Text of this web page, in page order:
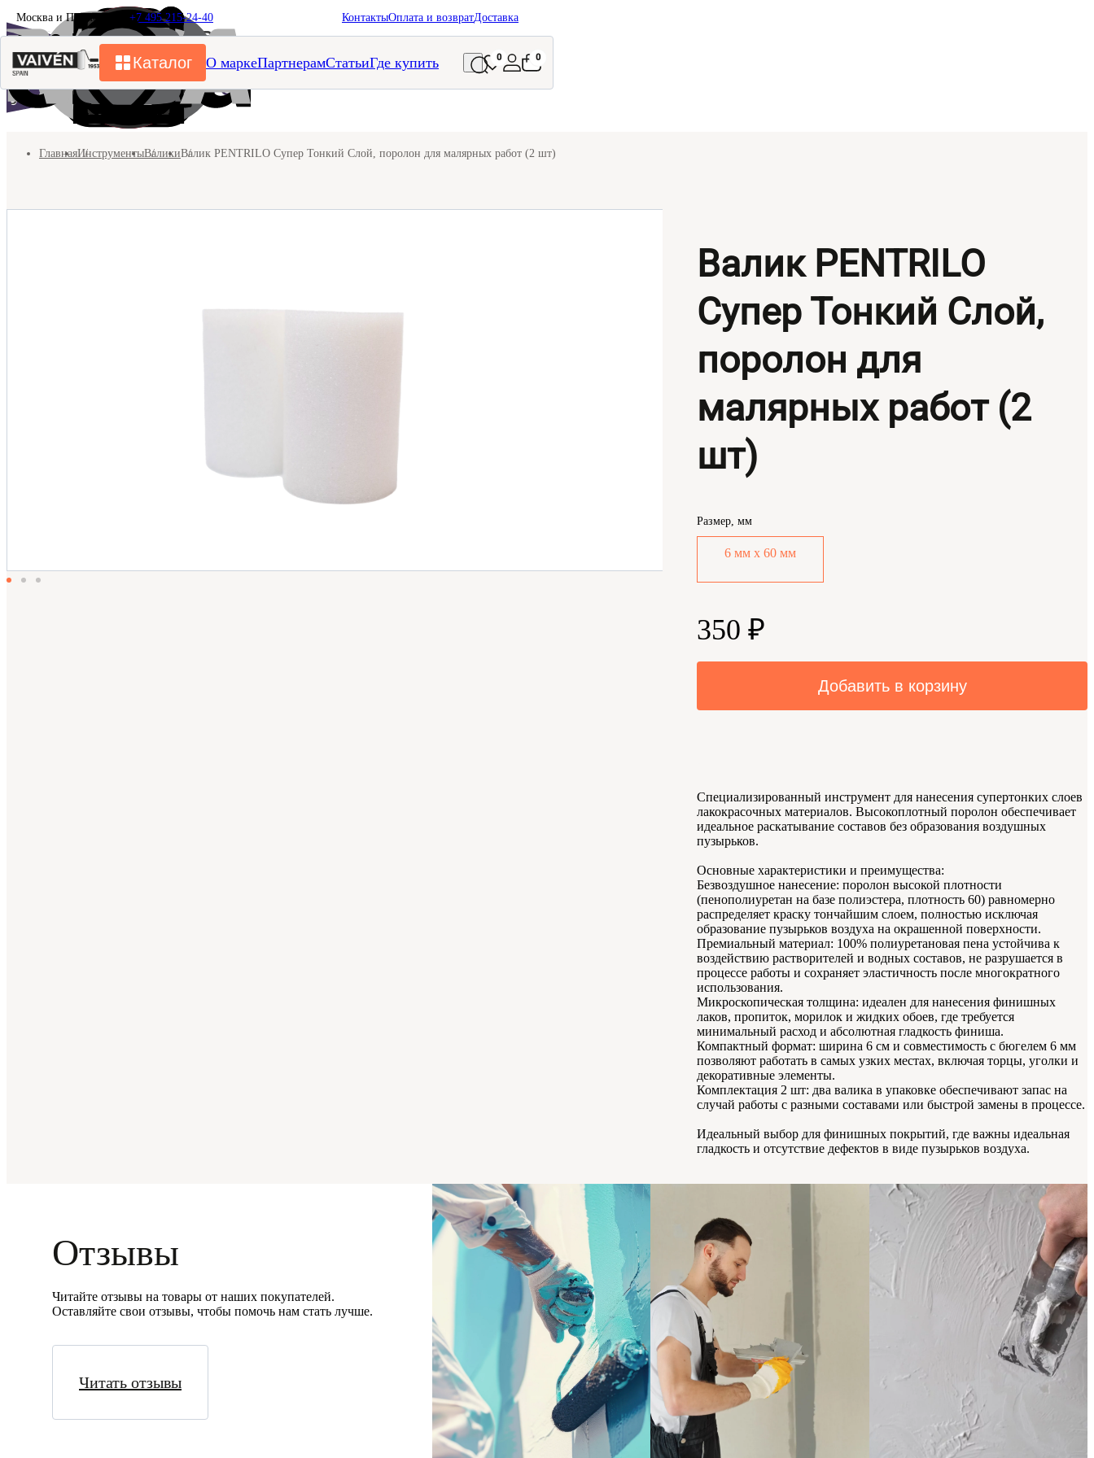
Москва и Подмосковье +7 495 215-24-40 КонтактыОплата и возвратДоставка
Каталог О маркеПартнерамСтатьиГде купить 0 0
ГлавнаяИнструментыВаликиВалик PENTRILO Супер Тонкий Слой, поролон для малярных работ (2 шт)
Валик PENTRILO
Супер Тонкий Слой,
поролон для
малярных работ (2
шт)
Размер, мм
6 мм х 60 мм
350 ₽
Добавить в корзину
Специализированный инструмент для нанесения супертонких слоев
лакокрасочных материалов. Высокоплотный поролон обеспечивает
идеальное раскатывание составов без образования воздушных
пузырьков.
Основные характеристики и преимущества:
Безвоздушное нанесение: поролон высокой плотности
(пенополиуретан на базе полиэстера, плотность 60) равномерно
распределяет краску тончайшим слоем, полностью исключая
образование пузырьков воздуха на окрашенной поверхности.
Премиальный материал: 100% полиуретановая пена устойчива к
воздействию растворителей и водных составов, не разрушается в
процессе работы и сохраняет эластичность после многократного
использования.
Микроскопическая толщина: идеален для нанесения финишных
лаков, пропиток, морилок и жидких обоев, где требуется
минимальный расход и абсолютная гладкость финиша.
Компактный формат: ширина 6 см и совместимость с бюгелем 6 мм
позволяют работать в самых узких местах, включая торцы, уголки и
декоративные элементы.
Комплектация 2 шт: два валика в упаковке обеспечивают запас на
случай работы с разными составами или быстрой замены в процессе.
Идеальный выбор для финишных покрытий, где важны идеальная
гладкость и отсутствие дефектов в виде пузырьков воздуха.
Отзывы
Читайте отзывы на товары от наших покупателей.
Оставляйте свои отзывы, чтобы помочь нам стать лучше.
Читать отзывы